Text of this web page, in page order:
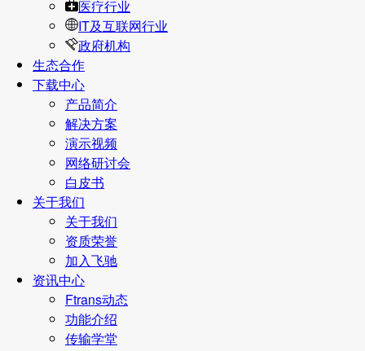
医疗行业
IT及互联网行业
政府机构
生态合作
下载中心
产品简介
解决方案
演示视频
网络研讨会
白皮书
关于我们
关于我们
资质荣誉
加入飞驰
资讯中心
Ftrans动态
功能介绍
传输学堂